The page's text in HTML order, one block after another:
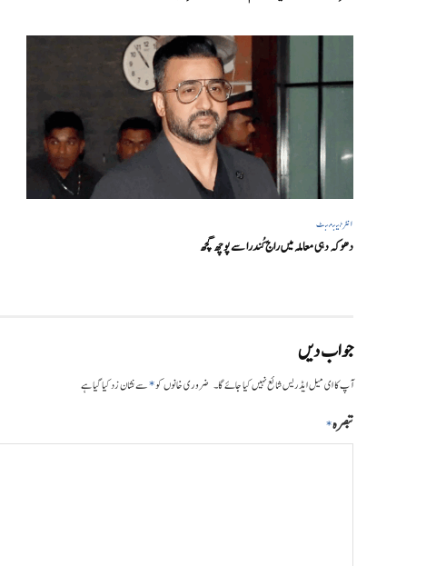
انٹرٹینمنٹ
دھوکہ دہی معاملہ میں راج کُندرا سے پوچھ گچھ
جواب دیں
آپ کا ای میل ایڈریس شائع نہیں کیا جائے گا۔ ضروری خانوں کو*سے نشان زد کیا گیا ہے
تبصرہ*